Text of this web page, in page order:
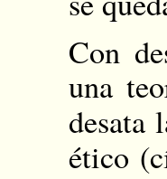
Con
una
desata
ético